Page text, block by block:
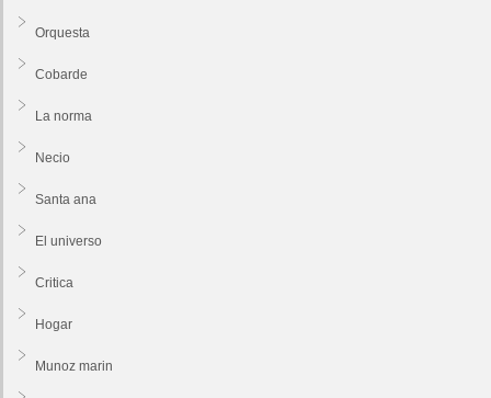
Orquesta
Cobarde
La norma
Necio
Santa ana
El universo
Critica
Hogar
Munoz marin